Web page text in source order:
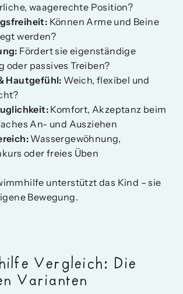
waagerechte Position?
Können Arme und Beine
werden?
Fördert sie eigenständige
oder passives Treiben?
Hautgefühl: Weich, flexibel und
Komfort, Akzeptanz beim
An- und Ausziehen
Wassergewöhnung,
oder freies Üben
unterstützt das Kind – sie
Bewegung.
Vergleich: Die
Varianten